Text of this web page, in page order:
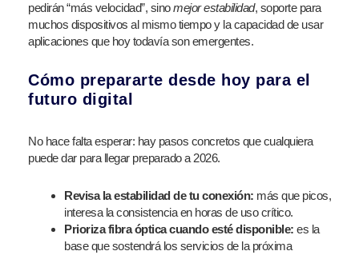
pedirán “más velocidad”, sinomejor estabilidad, soporte para
muchos dispositivos al mismo tiempo y la capacidad de usar
aplicaciones que hoy todavía son emergentes.
Cómo prepararte desde hoy para el
futuro digital
No hace falta esperar: hay pasos concretos que cualquiera
puede dar para llegar preparado a 2026.
Revisa la estabilidad de tu conexión: más que picos,
interesa la consistencia en horas de uso crítico.
Prioriza fibra óptica cuando esté disponible: es la
base que sostendrá los servicios de la próxima